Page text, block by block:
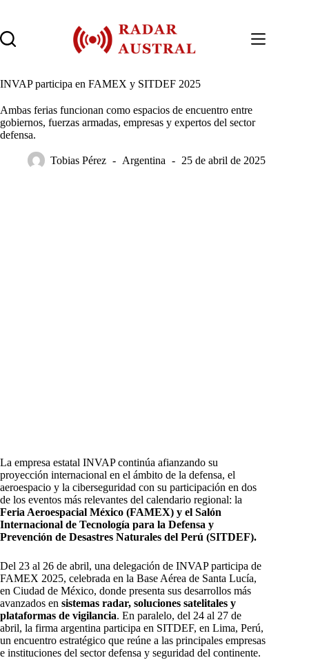
contenido
INVAP participa en FAMEX y SITDEF 2025
Ambas ferias funcionan como espacios de encuentro entre
gobiernos, fuerzas armadas, empresas y expertos del sector
defensa.
Tobias Pérez Argentina 25 de abril de 2025
La empresa estatal INVAP continúa afianzando su
proyección internacional en el ámbito de la defensa, el
aeroespacio y la ciberseguridad con su participación en dos
de los eventos más relevantes del calendario regional: la
Feria Aeroespacial México (FAMEX) y el Salón
Internacional de Tecnología para la Defensa y
Prevención de Desastres Naturales del Perú (SITDEF).
Del 23 al 26 de abril, una delegación de INVAP participa de
FAMEX 2025, celebrada en la Base Aérea de Santa Lucía,
en Ciudad de México, donde presenta sus desarrollos más
avanzados en sistemas radar, soluciones satelitales y
plataformas de vigilancia. En paralelo, del 24 al 27 de
abril, la firma argentina participa en SITDEF, en Lima, Perú,
un encuentro estratégico que reúne a las principales empresas
e instituciones del sector defensa y seguridad del continente.